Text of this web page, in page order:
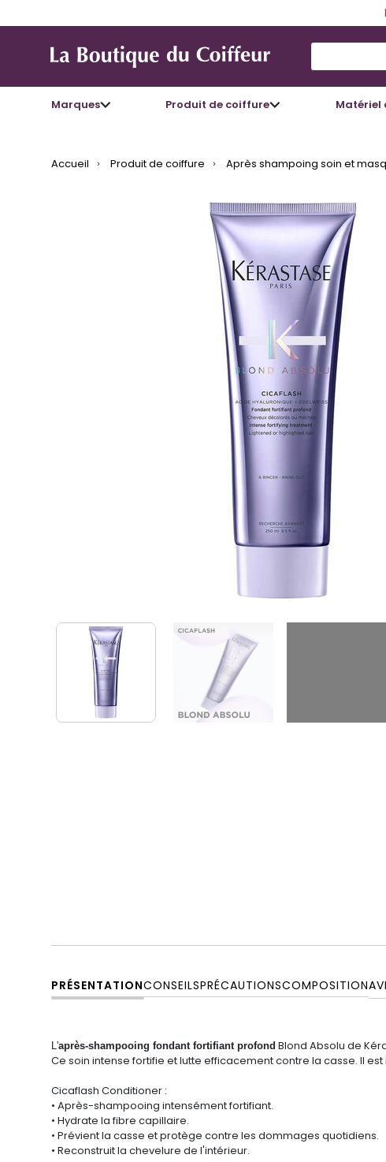
Marques Produit de coiffure Matériel
Accueil Produit de coiffure Après shampoing soin et
PRÉSENTATIONCONSEILSPRÉCAUTIONSCOMPOSITION
L'après-shampooing fondant fortifiant profond Blond Absolu de
Ce soin intense fortifie et lutte efficacement contre la casse. Il
Cicaflash Conditioner :
• Après-shampooing intensément fortifiant.
• Hydrate la fibre capillaire.
• Prévient la casse et protège contre les dommages quotidiens.
• Reconstruit la chevelure de l'intérieur.